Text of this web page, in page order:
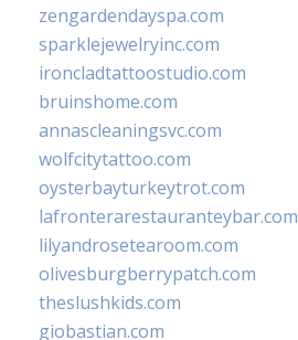
zengardendayspa.com
sparklejewelryinc.com
ironcladtattoostudio.com
bruinshome.com
annascleaningsvc.com
wolfcitytattoo.com
oysterbayturkeytrot.com
lafronterarestauranteybar.com
lilyandrosetearoom.com
olivesburgberrypatch.com
theslushkids.com
giobastian.com